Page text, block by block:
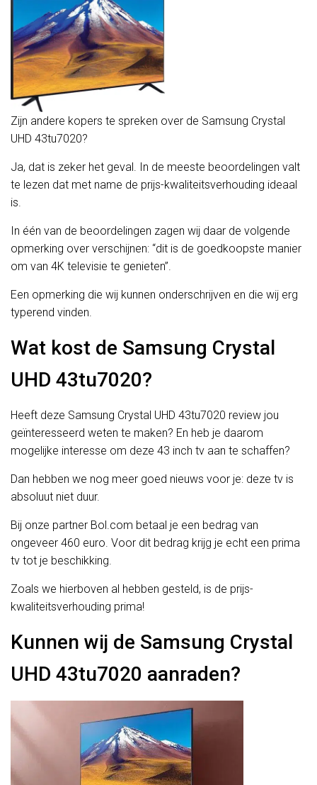
Zijn andere kopers te spreken over de Samsung Crystal
UHD 43tu7020?
Ja, dat is zeker het geval. In de meeste beoordelingen valt
te lezen dat met name de prijs-kwaliteitsverhouding ideaal
is.
In één van de beoordelingen zagen wij daar de volgende
opmerking over verschijnen: “dit is de goedkoopste manier
om van 4K televisie te genieten”.
Een opmerking die wij kunnen onderschrijven en die wij erg
typerend vinden.
Wat kost de Samsung Crystal
UHD 43tu7020?
Heeft deze Samsung Crystal UHD 43tu7020 review jou
geïnteresseerd weten te maken? En heb je daarom
mogelijke interesse om deze 43 inch tv aan te schaffen?
Dan hebben we nog meer goed nieuws voor je: deze tv is
absoluut niet duur.
Bij onze partner Bol.com betaal je een bedrag van
ongeveer 460 euro. Voor dit bedrag krijg je echt een prima
tv tot je beschikking.
Zoals we hierboven al hebben gesteld, is de prijs-
kwaliteitsverhouding prima!
Kunnen wij de Samsung Crystal
UHD 43tu7020 aanraden?